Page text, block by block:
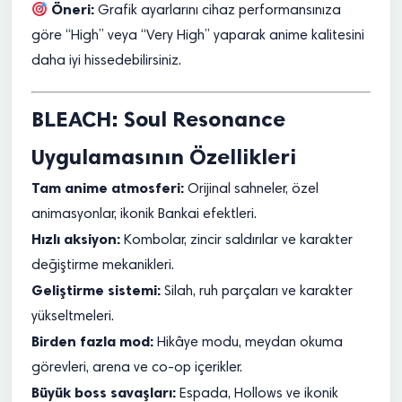
Öneri: Grafik ayarlarını cihaz performansınıza
göre “High” veya “Very High” yaparak anime kalitesini
daha iyi hissedebilirsiniz.
BLEACH: Soul Resonance
Uygulamasının Özellikleri
Tam anime atmosferi: Orijinal sahneler, özel
animasyonlar, ikonik Bankai efektleri.
Hızlı aksiyon: Kombolar, zincir saldırılar ve karakter
değiştirme mekanikleri.
Geliştirme sistemi: Silah, ruh parçaları ve karakter
yükseltmeleri.
Birden fazla mod: Hikâye modu, meydan okuma
görevleri, arena ve co-op içerikler.
Büyük boss savaşları: Espada, Hollows ve ikonik